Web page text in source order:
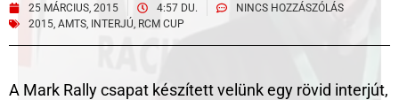
25 MÁRCIUS, 2015 4:57 DU.
NINCS HOZZÁSZÓLÁS
2015, AMTS, INTERJÚ, RCM CUP
A Mark Rally csapat készített velünk egy rövid interjút,